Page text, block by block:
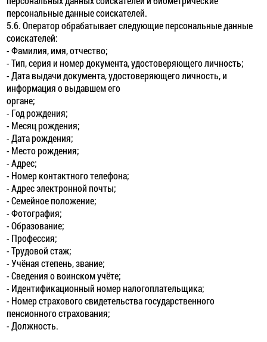
персональные данные соискателей.
5.6. Оператор обрабатывает следующие персональные данные
соискателей:
- Фамилия, имя, отчество;
- Тип, серия и номер документа, удостоверяющего личность;
- Дата выдачи документа, удостоверяющего личность, и
информация о выдавшем его
органе;
- Год рождения;
- Месяц рождения;
- Дата рождения;
- Место рождения;
- Адрес;
- Номер контактного телефона;
- Адрес электронной почты;
- Семейное положение;
- Фотография;
- Образование;
- Профессия;
- Трудовой стаж;
- Учёная степень, звание;
- Сведения о воинском учёте;
- Идентификационный номер налогоплательщика;
- Номер страхового свидетельства государственного
пенсионного страхования;
- Должность.